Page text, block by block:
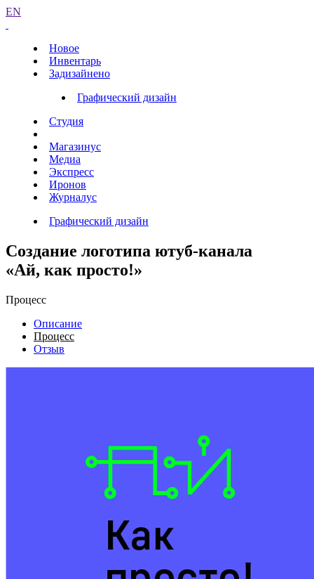
EN
Новое
Инвентарь
Задизайнено
Графический дизайн
Студия
Магазинус
Медиа
Экспресс
Иронов
Журналус
Графический дизайн
Создание логотипа ютуб-канала
«Ай, как просто!»
Процесс
Описание
Процесс
Отзыв